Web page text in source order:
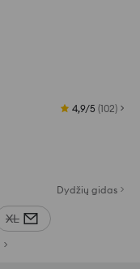
4,9/5 (102)
Dydžių gidas
XL